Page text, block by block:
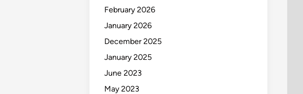
February 2026
January 2026
December 2025
January 2025
June 2023
May 2023